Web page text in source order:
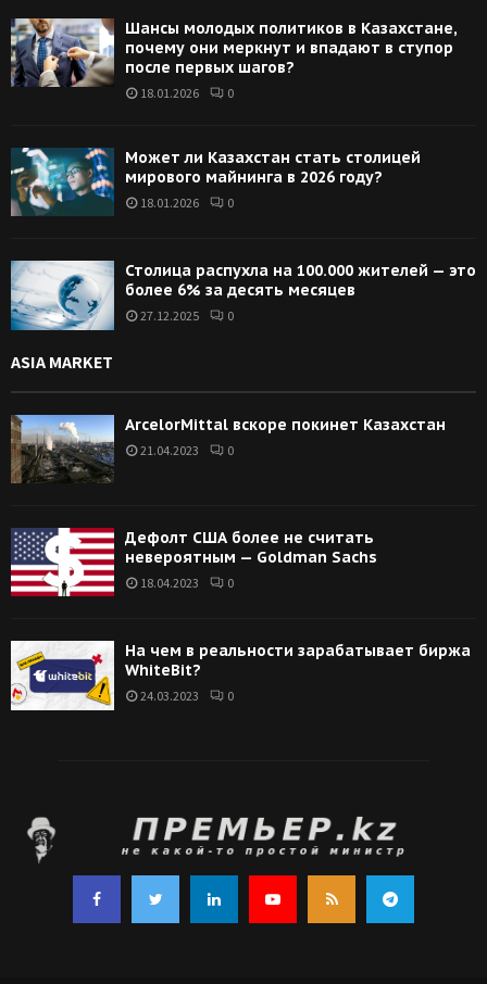
Шансы молодых политиков в Казахстане,
почему они меркнут и впадают в ступор
после первых шагов?
18.01.2026 0
Может ли Казахстан стать столицей
мирового майнинга в 2026 году?
18.01.2026 0
Столица распухла на 100.000 жителей — это
более 6% за десять месяцев
27.12.2025 0
ASIA MARKET
ArcelorMittal вскоре покинет Казахстан
21.04.2023 0
Дефолт США более не считать
невероятным — Goldman Sachs
18.04.2023 0
На чем в реальности зарабатывает биржа
WhiteBit?
24.03.2023 0